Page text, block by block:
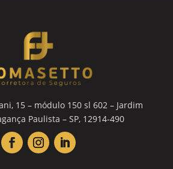
15 – módulo 150 sl 602 – Jardim
Paulista – SP, 12914-490